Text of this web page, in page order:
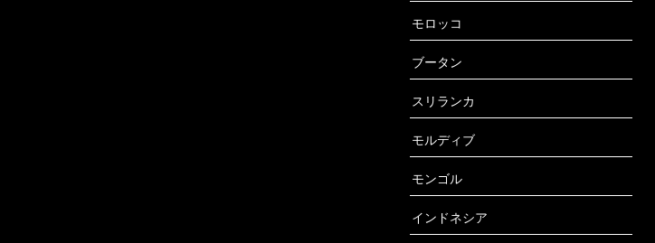
モロッコ
ブータン
スリランカ
モルディブ
モンゴル
インドネシア